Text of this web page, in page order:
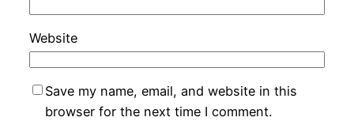
Website
Save my name, email, and website in this
browser for the next time I comment.